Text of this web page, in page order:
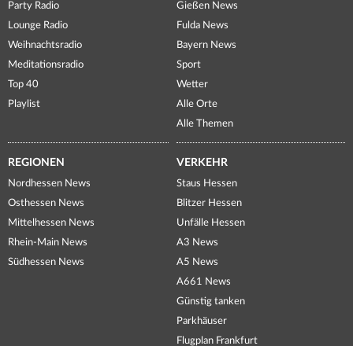
Party Radio
Lounge Radio
Weihnachtsradio
Meditationsradio
Top 40
Playlist
Gießen News
Fulda News
Bayern News
Sport
Wetter
Alle Orte
Alle Themen
REGIONEN
Nordhessen News
Osthessen News
Mittelhessen News
Rhein-Main News
Südhessen News
VERKEHR
Staus Hessen
Blitzer Hessen
Unfälle Hessen
A3 News
A5 News
A661 News
Günstig tanken
Parkhäuser
Flugplan Frankfurt